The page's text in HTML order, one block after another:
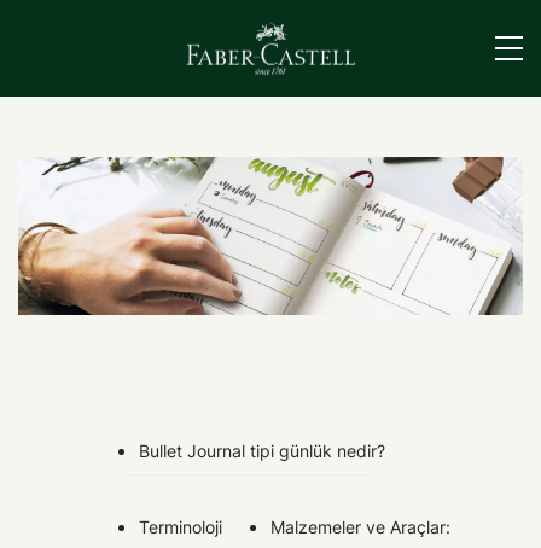
Bullet Journal tipi günlük nedir?
Terminoloji Malzemeler ve Araçlar: